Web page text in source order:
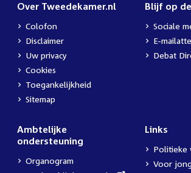
Over Tweedekamer.nl
Colofon
Disclaimer
Uw privacy
Cookies
Toegankelijkheid
Sitemap
Blijf op
Sociale
E-
Debat
Ambtelijke
ondersteuning
Organogram
Links
Politieke
Voor